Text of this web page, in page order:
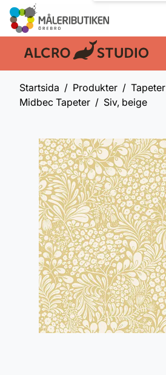
En del av:
Startsida Produkter
Tapeter
Midbec Tapeter
Siv, beige